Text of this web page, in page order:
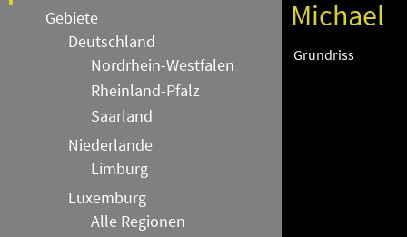
Gebiete
Deutschland
Nordrhein-Westfalen
Rheinland-Pfalz
Saarland
Niederlande
Limburg
Luxemburg
Alle Regionen
Michael
Grundriss